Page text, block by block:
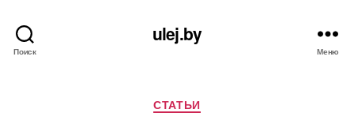
Поиск
ulej.by
Меню
Рубрики
СТАТЬИ